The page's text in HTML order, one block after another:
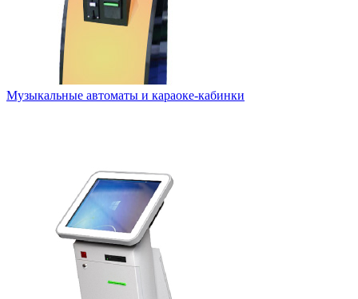
Музыкальные автоматы и караоке-кабинки